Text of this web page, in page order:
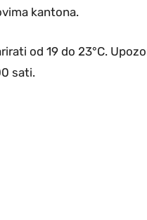
kantona.
od 19 do 23°C.
sati.